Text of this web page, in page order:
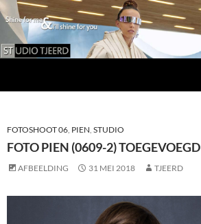
INHOUD
FOTOSHOOT 06, PIEN, STUDIO
FOTO PIEN (0609-2) TOEGEVOEGD
AFBEELDING 31 MEI 2018 TJEERD